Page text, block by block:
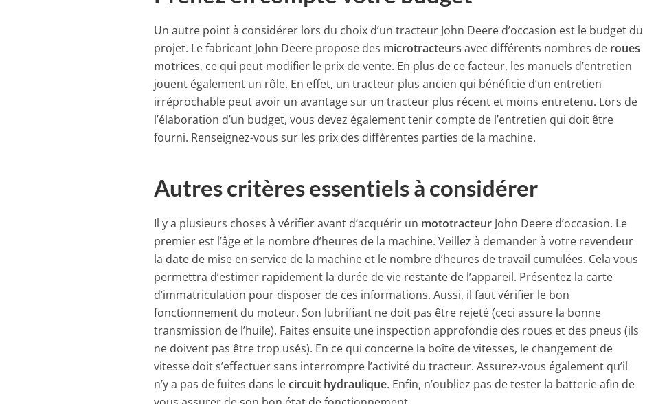
Un autre point à considérer lors du choix d’un tracteur John Deere d’occasion est le budget du
projet. Le fabricant John Deere propose des microtracteurs avec différents nombres de roues
motrices, ce qui peut modifier le prix de vente. En plus de ce facteur, les manuels d’entretien
jouent également un rôle. En effet, un tracteur plus ancien qui bénéficie d’un entretien
irréprochable peut avoir un avantage sur un tracteur plus récent et moins entretenu. Lors de
l’élaboration d’un budget, vous devez également tenir compte de l’entretien qui doit être
fourni. Renseignez-vous sur les prix des différentes parties de la machine.
Autres critères essentiels à considérer
Il y a plusieurs choses à vérifier avant d’acquérir un mototracteur John Deere d’occasion. Le
premier est l’âge et le nombre d’heures de la machine. Veillez à demander à votre revendeur
la date de mise en service de la machine et le nombre d’heures de travail cumulées. Cela vous
permettra d’estimer rapidement la durée de vie restante de l’appareil. Présentez la carte
d’immatriculation pour disposer de ces informations. Aussi, il faut vérifier le bon
fonctionnement du moteur. Son lubrifiant ne doit pas être rejeté (ceci assure la bonne
transmission de l’huile). Faites ensuite une inspection approfondie des roues et des pneus (ils
ne doivent pas être trop usés). En ce qui concerne la boîte de vitesses, le changement de
vitesse doit s’effectuer sans interrompre l’activité du tracteur. Assurez-vous également qu’il
n’y a pas de fuites dans lecircuit hydraulique. Enfin, n’oubliez pas de tester la batterie afin de